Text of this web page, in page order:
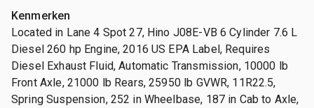
Kenmerken
Located in Lane 4 Spot 27, Hino J08E-VB 6 Cylinder 7.6 L
Diesel 260 hp Engine, 2016 US EPA Label, Requires
Diesel Exhaust Fluid, Automatic Transmission, 10000 lb
Front Axle, 21000 lb Rears, 25950 lb GVWR, 11R22.5,
Spring Suspension, 252 in Wheelbase, 187 in Cab to Axle,